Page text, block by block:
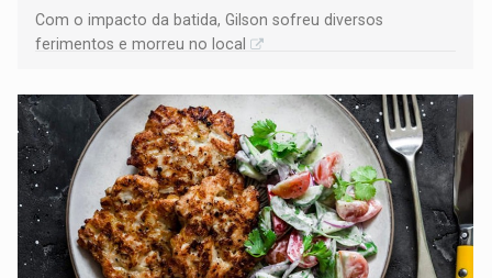
​Com o impacto da batida, Gilson sofreu diversos
ferimentos e morreu no local